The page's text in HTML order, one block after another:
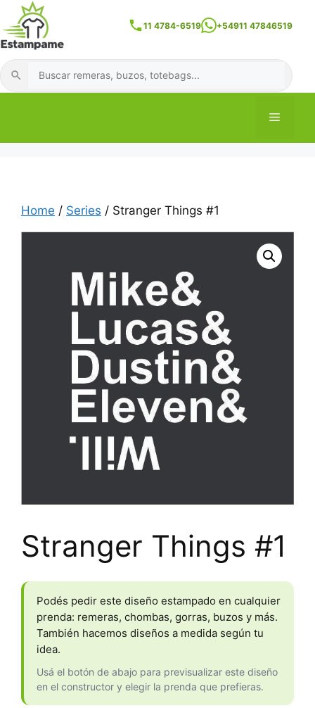
Skip
to
content
Buscar
11 4784-6519 +54911 47846519
Menu
Home / Series / Stranger Things #1
Stranger Things #1
Podés pedir este diseño estampado en cualquier
prenda: remeras, chombas, gorras, buzos y más.
También hacemos diseños a medida según tu
idea.
Usá el botón de abajo para previsualizar este diseño
en el constructor y elegir la prenda que prefieras.